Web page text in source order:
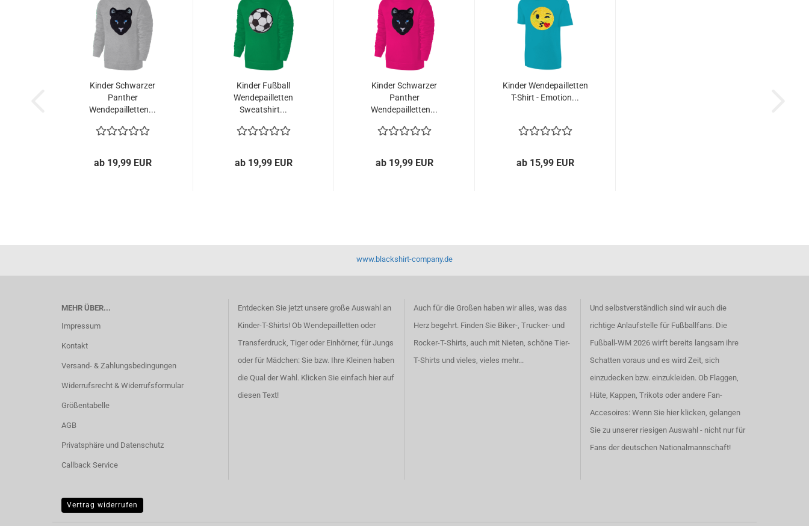
Kinder Schwarzer
Panther
Wendepailletten...
ab 19,99 EUR
Kinder Fußball
Wendepailletten
Sweatshirt...
ab 19,99 EUR
Kinder Schwarzer
Panther
Wendepailletten...
ab 19,99 EUR
Kinder Wendepailletten
T-Shirt - Emotion...
ab 15,99 EUR
www.blackshirt-company.de
MEHR ÜBER...
Impressum
Kontakt
Versand- & Zahlungsbedingungen
Widerrufsrecht & Widerrufsformular
Größentabelle
AGB
Privatsphäre und Datenschutz
Callback Service
Entdecken Sie jetzt unsere große Auswahl an
Kinder-T-Shirts! Ob Wendepailletten oder
Transferdruck, Tiger oder Einhörner, für Jungs
oder für Mädchen: Sie bzw. Ihre Kleinen haben
die Qual der Wahl. Klicken Sie einfach hier auf
diesen Text!
Auch für die Großen haben wir alles, was das
Herz begehrt. Finden Sie Biker-, Trucker- und
Rocker-T-Shirts, auch mit Nieten, schöne Tier-
T-Shirts und vieles, vieles mehr...
Und selbstverständlich sind wir auch die
richtige Anlaufstelle für Fußballfans. Die
Fußball-WM 2026 wirft bereits langsam ihre
Schatten voraus und es wird Zeit, sich
einzudecken bzw. einzukleiden. Ob Flaggen,
Hüte, Kappen, Trikots oder andere Fan-
Accesoires: Wenn Sie hier klicken, gelangen
Sie zu unserer riesigen Auswahl - nicht nur für
Fans der deutschen Nationalmannschaft!
Vertrag widerrufen